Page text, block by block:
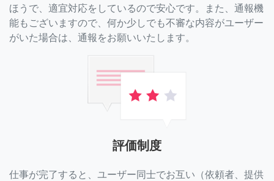
ほうで、適宜対応をしているので安心です。また、通報機
能もございますので、何か少しでも不審な内容がユーザー
がいた場合は、通報をお願いいたします。
評価制度
仕事が完了すると、ユーザー同士でお互い（依頼者、提供